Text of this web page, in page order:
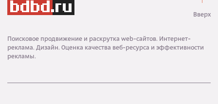
Поисковое продвижение и раскрутка web-сайтов. Интернет-
реклама. Дизайн. Оценка качества веб-ресурса и эффективности
рекламы.
Вверх